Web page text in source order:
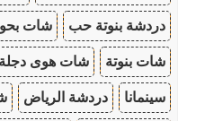
دردشة بنوتة حب شات
شات بنوتة شات هوى دجلة
سينمانا دردشة الرياض